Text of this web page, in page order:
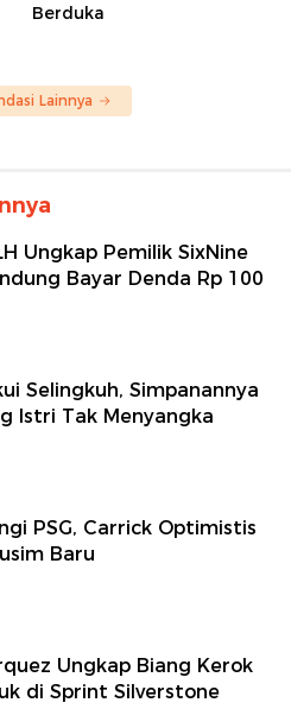
Berduka
Lainnya
Ungkap Pemilik SixNine
Bayar Denda Rp 100
Selingkuh, Simpanannya
Istri Tak Menyangka
PSG, Carrick Optimistis
Baru
Ungkap Biang Kerok
di Sprint Silverstone